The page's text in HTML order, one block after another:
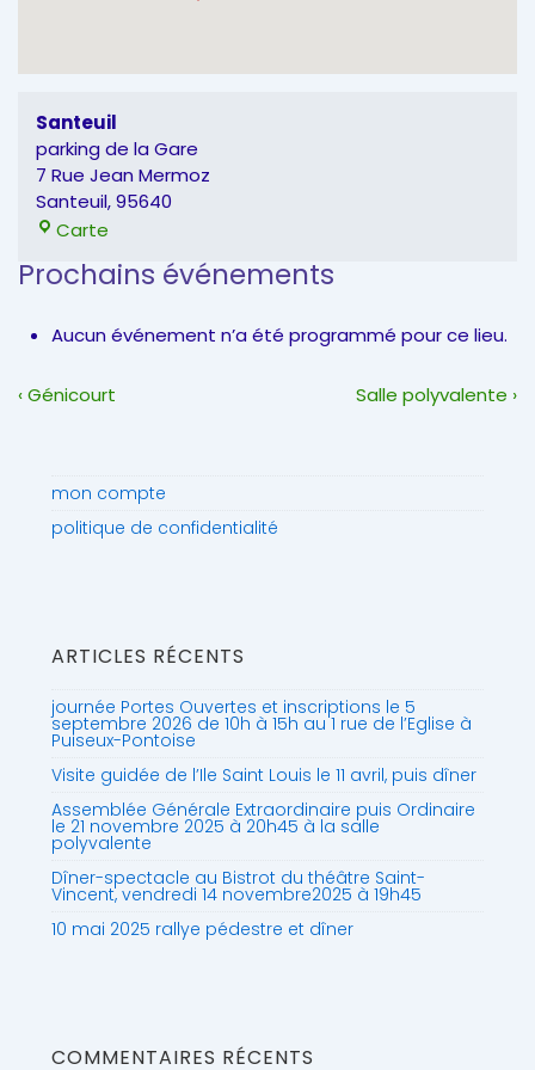
Santeuil
parking de la Gare
7 Rue Jean Mermoz
Santeuil,95640
Carte
Prochains événements
Aucun événement n’a été programmé pour ce lieu.
Navigation
Previous
‹ Génicourt
Next
Salle polyvalente ›
mon compte
politique de confidentialité
ARTICLES RÉCENTS
journée Portes Ouvertes et inscriptions le 5
septembre 2026 de 10h à 15h au 1 rue de l’Eglise à
Puiseux-Pontoise
Visite guidée de l’Ile Saint Louis le 11 avril, puis dîner
Assemblée Générale Extraordinaire puis Ordinaire
le 21 novembre 2025 à 20h45 à la salle
polyvalente
Dîner-spectacle au Bistrot du théâtre Saint-
Vincent, vendredi 14 novembre2025 à 19h45
10 mai 2025 rallye pédestre et dîner
COMMENTAIRES RÉCENTS